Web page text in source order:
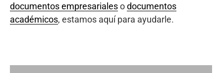
documentos empresarialesodocumentos
académicos, estamos aquí para ayudarle.